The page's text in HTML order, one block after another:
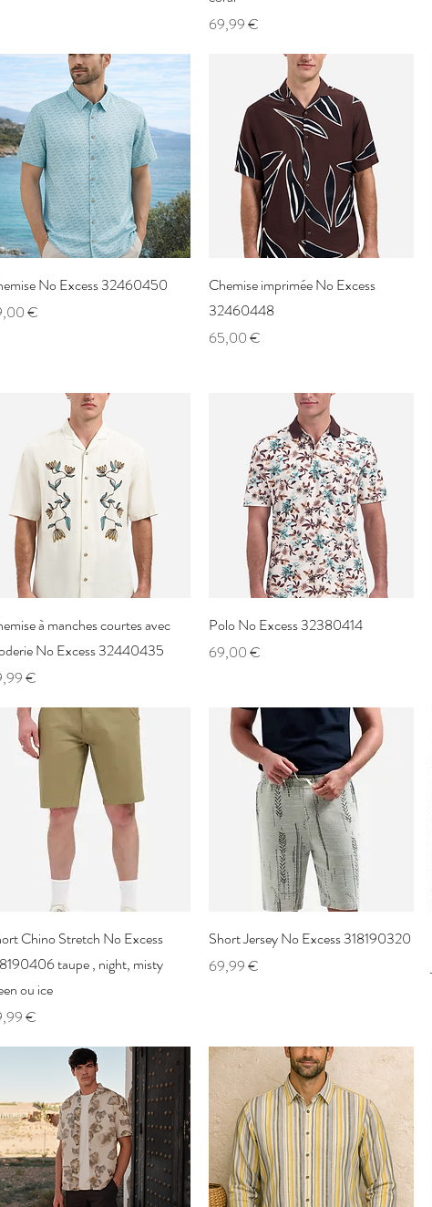
Prix
69,99 €
Aperçu rapide
No Excess 32460450
€
Aperçu rapide
Chemise imprimée No Excess
32460448
Prix
65,00 €
Aperçu rapide
à manches courtes avec
No Excess 32440435
€
Aperçu rapide
Polo No Excess 32380414
Prix
69,00 €
Aperçu rapide
Chino Stretch No Excess
taupe , night, misty
ou ice
€
Aperçu rapide
Short Jersey No Excess 318190320
Prix
69,99 €